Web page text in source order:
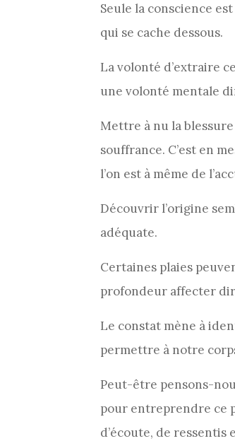
Seule la conscience
qui se cache dessous.
La volonté d’extraire
une volonté mentale
Mettre à nu la
souffrance. C’est en
l’on est à même de
Découvrir l’origine
adéquate.
Certaines plaies
profondeur affecter
Le constat mène à
permettre à notre
Peut-être pensons-
pour entreprendre ce
d’écoute, de ressentis